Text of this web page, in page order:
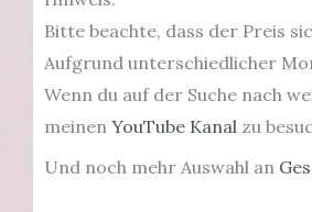
Bitte beachte, dass der Preis
Aufgrund unterschiedlicher
Wenn du auf der Suche nach
meinen YouTube Kanal zu
Und noch mehr Auswahl an